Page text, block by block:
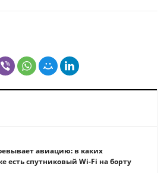
показал будущего строителя АЭС
отвечать за продукцию": требования к
авиацию: в каких
есть спутниковый Wi-Fi на борту